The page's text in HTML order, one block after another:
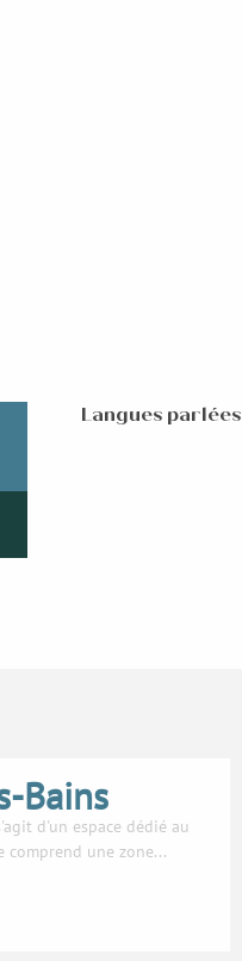
Langues parlées
Langues parlées
Bains
d'un espace dédié au
comprend une zone...